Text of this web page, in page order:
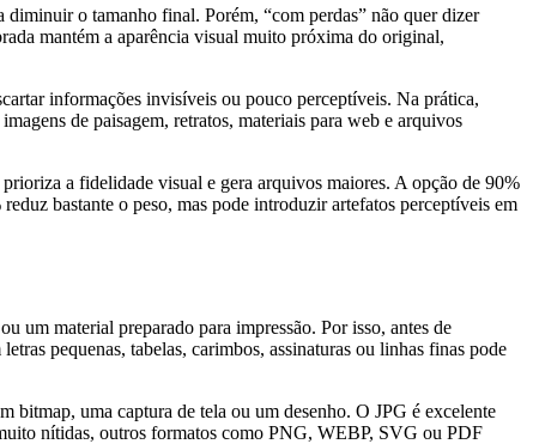
o tamanho final. Porém, “com perdas” não quer dizer
mantém a aparência visual muito próxima do original,
informações invisíveis ou pouco perceptíveis. Na prática,
de paisagem, retratos, materiais para web e arquivos
a fidelidade visual e gera arquivos maiores. A opção de 90%
bastante o peso, mas pode introduzir artefatos perceptíveis em
um material preparado para impressão. Por isso, antes de
pequenas, tabelas, carimbos, assinaturas ou linhas finas pode
bitmap, uma captura de tela ou um desenho. O JPG é excelente
nítidas, outros formatos como PNG, WEBP, SVG ou PDF